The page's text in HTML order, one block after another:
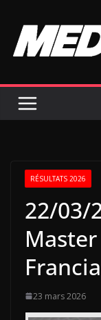
contenu
RÉSULTATS 2026
22/03/
Master
23 mars 2026